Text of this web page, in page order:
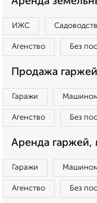
ИЖС
Агенство Без
Продажа
Гаражи
Агенство Без
Аренда гаржей,
Гаражи
Агенство Без